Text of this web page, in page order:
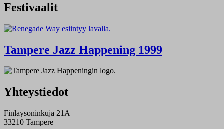
Festivaalit
Tampere Jazz Happening 1999
Yhteystiedot
Finlaysoninkuja 21A
33210 Tampere